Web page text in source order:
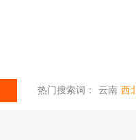
热门搜索词： 云南 西